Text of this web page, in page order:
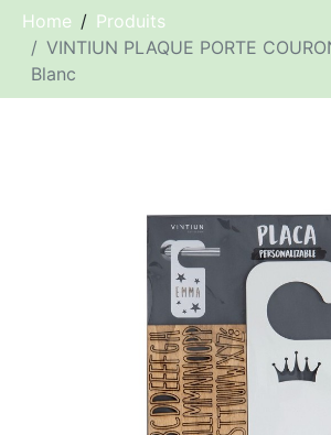
Home
Produits
VINTIUN PLAQUE PORTE
Blanc